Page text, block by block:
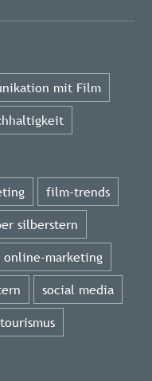
mit Film
film-trends
silberstern
online-marketing
social media
tourismus